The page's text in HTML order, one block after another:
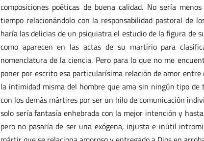
composiciones poéticas de buena calidad. No sería
tiempo relacionándolo con la responsabilidad pastoral de
haría las delicias de un psiquiatra el estudio de la figura de
como aparecen en las actas de su martirio para
nomenclatura de la ciencia. Pero para lo que no me
poner por escrito esa particularísima relación de amor
la intimidad misma del hombre que ama sin ningún tipo
con los demás mártires por ser un hilo de comunicación
solo sería fantasía enhebrada con la mejor intención y
pero no pasaría de ser una exógena, injusta e inútil